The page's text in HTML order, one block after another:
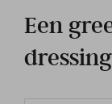
Inspiratie
Een